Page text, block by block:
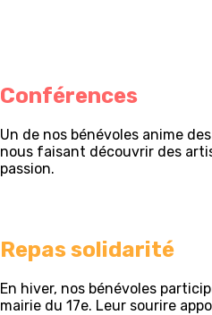
Conférences
Un de nos bénévoles anime
nous faisant découvrir des
passion.
Repas solidarité
En hiver, nos bénévoles
mairie du 17e. Leur sourire